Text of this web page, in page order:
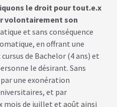
le droit pour tout.e.x
volontairement son
et sans conséquence
en offrant une
de Bachelor (4 ans) et
le désirant. Sans
une exonération
et par
mois de juillet et août ainsi